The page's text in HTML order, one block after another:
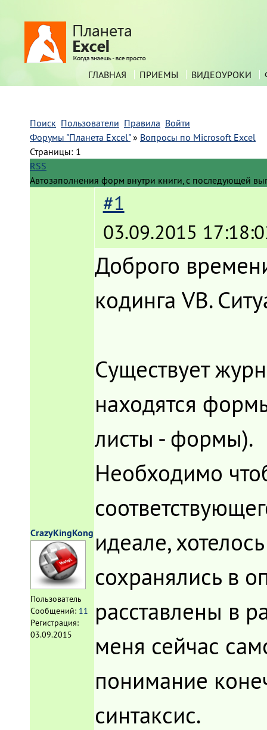
ГЛАВНАЯ ПРИЕМЫ ВИДЕОУРОКИ
Поиск Пользователи Правила Войти
Форумы "Планета Excel" » Вопросы по Microsoft Excel
Страницы: 1
RSS
Автозаполнения форм внутри книги, с последующей
CrazyKingKong
Пользователь
Сообщений: 11
Регистрация:
03.09.2015
#1
03.09.2015
Доброго
кодинга VB.
Существует
находятся
листы - формы).
Необходимо
идеале,
сохранялись в
расставлены в
меня сейчас
понимание
синтаксис.